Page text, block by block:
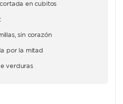
en cubitos
sin corazón
por la mitad
verduras